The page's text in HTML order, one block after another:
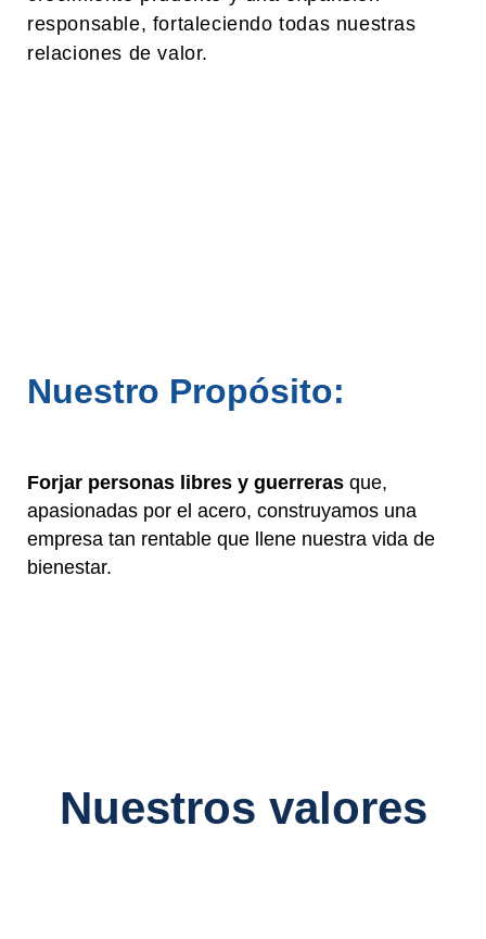
responsable, fortaleciendo todas nuestras
relaciones de valor.
Nuestro Propósito:
Forjar personas libres y guerreras que,
apasionadas por el acero, construyamos una
empresa tan rentable que llene nuestra vida de
bienestar.
Nuestros valores